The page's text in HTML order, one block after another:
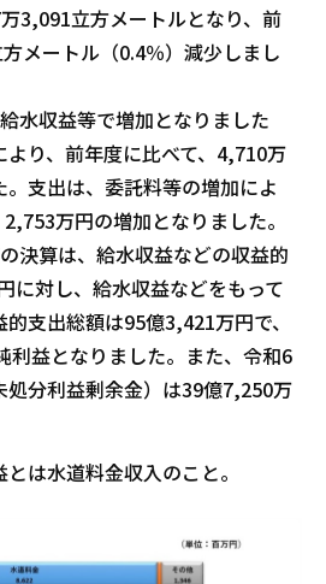
3,091立方メートルとなり、前
メートル（0.4％）減少しまし
水収益等で増加となりました
り、前年度に比べて、4,710万
支出は、委託料等の増加によ
万円の増加となりました。
決算は、給水収益などの収益的
に対し、給水収益などをもって
支出総額は95億3,421万円で、
利益となりました。また、令和6
処分利益剰余金）は39億7,250万
とは水道料金収入のこと。